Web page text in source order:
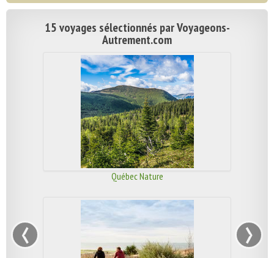
15 voyages sélectionnés par Voyageons-
Autrement.com
Québec Nature
‹ ›